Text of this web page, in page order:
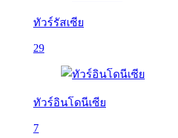
ทัวร์รัสเซีย
29
ทัวร์อินโดนีเซีย
7